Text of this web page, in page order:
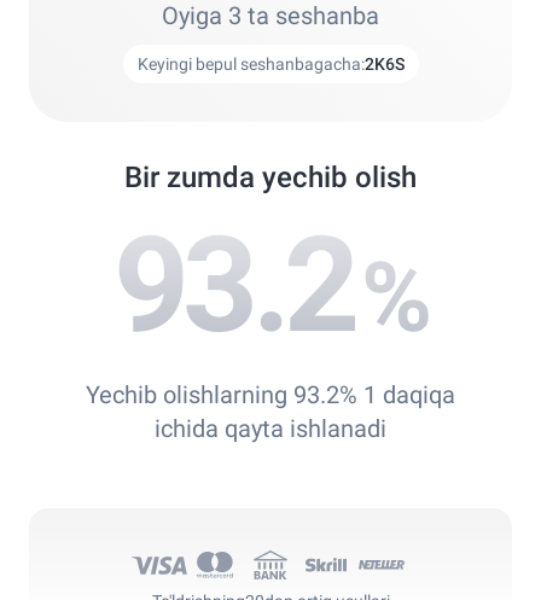
Oyiga 3 ta seshanba
Keyingi bepul seshanbagacha:2K6S
Bir zumda yechib olish
93.2%
Yechib olishlarning 93.2% 1 daqiqa
ichida qayta ishlanadi